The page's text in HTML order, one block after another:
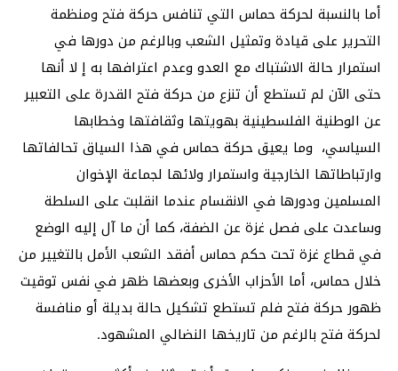
أما بالنسبة لحركة حماس التي تنافس حركة فتح ومنظمة
التحرير على قيادة وتمثيل الشعب وبالرغم من دورها في
استمرار حالة الاشتباك مع العدو وعدم اعترافها به إ لا أنها
حتى الآن لم تستطع أن تنزع من حركة فتح القدرة على التعبير
عن الوطنية الفلسطينية بهويتها وثقافتها وخطابها
السياسي، وما يعيق حركة حماس في هذا السياق تحالفاتها
وارتباطاتها الخارجية واستمرار ولائها لجماعة الإخوان
المسلمين ودورها في الانقسام عندما انقلبت على السلطة
وساعدت على فصل غزة عن الضفة، كما أن ما آل إليه الوضع
في قطاع غزة تحت حكم حماس أفقد الشعب الأمل بالتغيير من
خلال حماس، أما الأحزاب الأخرى وبعضها ظهر في نفس توقيت
ظهور حركة فتح فلم تستطع تشكيل حالة بديلة أو منافسة
لحركة فتح بالرغم من تاريخها النضالي المشهود.